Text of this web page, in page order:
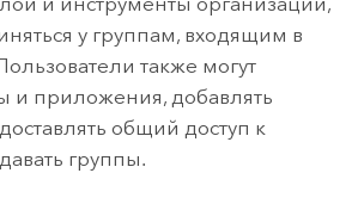
у группам, входящим в
также могут
и приложения, добавлять
общий доступ к
группы.